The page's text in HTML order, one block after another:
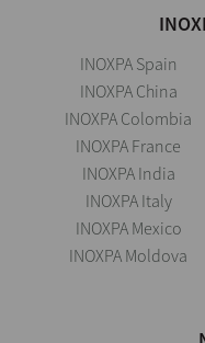
INOXPA Spain
INOXPA China
INOXPA Colombia
INOXPA France
INOXPA India
INOXPA Italy
INOXPA Mexico
INOXPA Moldova